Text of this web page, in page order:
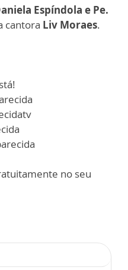
Espíndola e Pe.
cantora Liv Moraes.
no seu